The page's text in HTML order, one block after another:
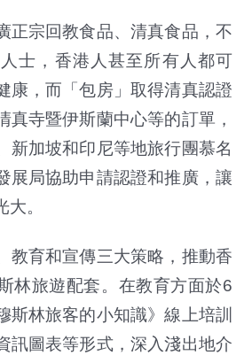
宗回教食品、清真食品，不
士，香港人甚至所有人都可
康，而「包房」取得清真認證
真寺暨伊斯蘭中心等的訂單，
新加坡和印尼等地旅行團慕名
展局協助申請認證和推廣，讓
。
育和宣傳三大策略，推動香
林旅遊配套。在教育方面於6
斯林旅客的小知識》線上培訓
訊圖表等形式，深入淺出地介